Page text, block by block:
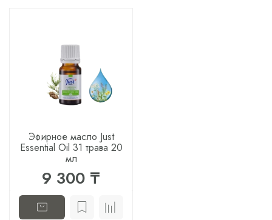
Эфирное масло Just
Essential Oil 31 трава 20
мл
9 300 ₸